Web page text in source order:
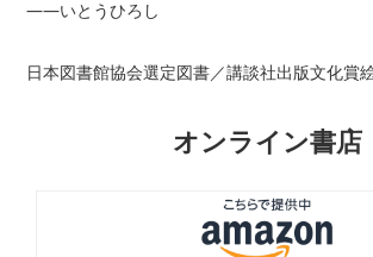
――いとうひろし
日本図書館協会選定図書／講談社出版文化賞
オンライン書店